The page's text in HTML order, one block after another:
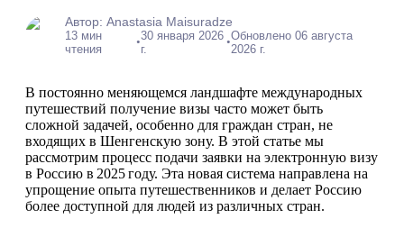
Автор: Anastasia Maisuradze
13 мин
чтения
•30 января 2026
г.
•Обновлено 06 августа
2026 г.
В постоянно меняющемся ландшафте международных
путешествий получение визы часто может быть
сложной задачей, особенно для граждан стран, не
входящих в Шенгенскую зону. В этой статье мы
рассмотрим процесс подачи заявки на электронную визу
в Россию в 2025 году. Эта новая система направлена на
упрощение опыта путешественников и делает Россию
более доступной для людей из различных стран.